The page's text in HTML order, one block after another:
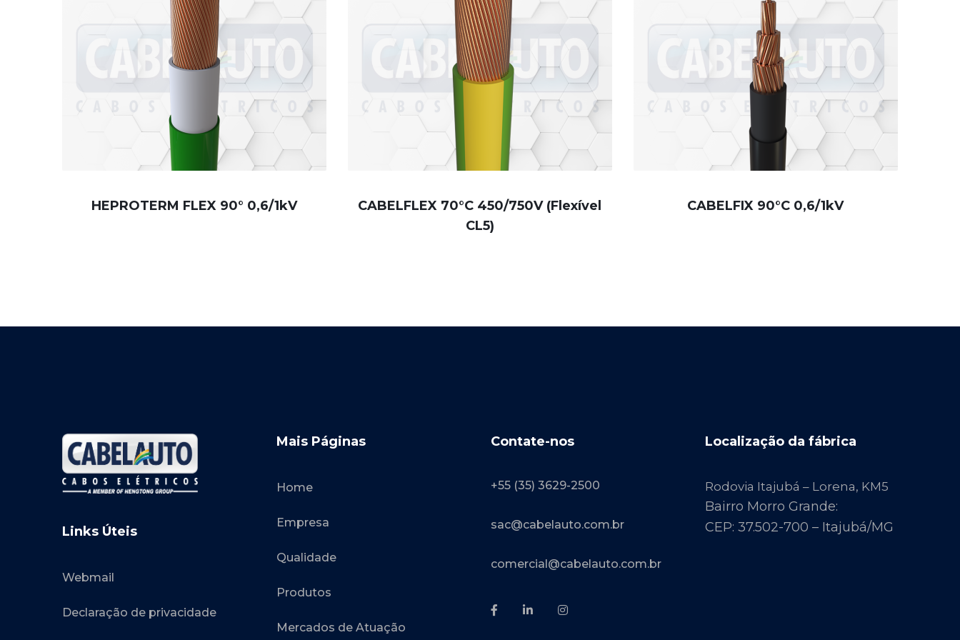
HEPROTERM FLEX 90° 0,6/1kV
CABELFLEX 70°C 450/750V (Flexível
CL5)
CABELFIX 90°C 0,6/1kV
Links Úteis
Webmail
Declaração de privacidade
Mais Páginas
Home
Empresa
Qualidade
Produtos
Mercados de Atuação
Contate-nos
+55 (35) 3629-2500
sac@cabelauto.com.br
comercial@cabelauto.com.br
Localização da fábrica
Rodovia Itajubá – Lorena, KM5
Bairro Morro Grande:
CEP: 37.502-700 – Itajubá/MG